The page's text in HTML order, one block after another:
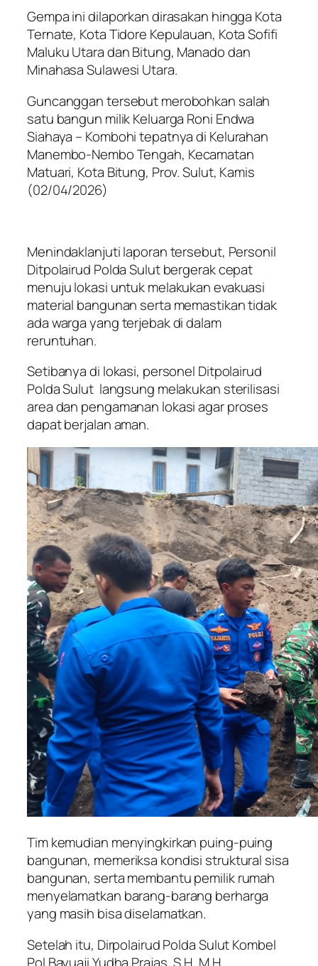
Gempa ini dilaporkan dirasakan hingga Kota
Ternate, Kota Tidore Kepulauan, Kota Sofifi
Maluku Utara dan Bitung, Manado dan
Minahasa Sulawesi Utara.
Guncanggan tersebut merobohkan salah
satu bangun milik Keluarga Roni Endwa
Siahaya – Kombohi tepatnya di Kelurahan
Manembo-Nembo Tengah, Kecamatan
Matuari, Kota Bitung, Prov. Sulut, Kamis
(02/04/2026)
Menindaklanjuti laporan tersebut, Personil
Ditpolairud Polda Sulut bergerak cepat
menuju lokasi untuk melakukan evakuasi
material bangunan serta memastikan tidak
ada warga yang terjebak di dalam
reruntuhan.
Setibanya di lokasi, personel Ditpolairud
Polda Sulut langsung melakukan sterilisasi
area dan pengamanan lokasi agar proses
dapat berjalan aman.
Tim kemudian menyingkirkan puing-puing
bangunan, memeriksa kondisi struktural sisa
bangunan, serta membantu pemilik rumah
menyelamatkan barang-barang berharga
yang masih bisa diselamatkan.
Setelah itu, Dirpolairud Polda Sulut Kombel